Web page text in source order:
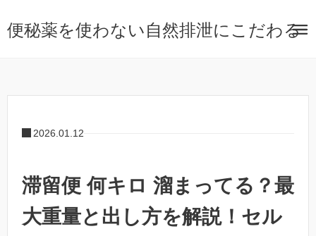
便秘薬を使わない自然排泄にこだわる
2026.01.12
滞留便 何キロ 溜まってる？最
大重量と出し方を解説！セル